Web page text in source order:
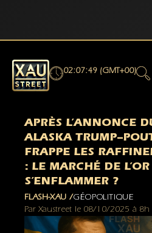
02:07:50 (GMT+00)
APRÈS L’ANNONCE
ALASKA
FRAPPE LES
: LE MARCHÉ DE
S’ENFLAMMER ?
FLASH-XAU /GÉOPOLITIQUE
Par Xaustreet le 08/10/2025 à 8h